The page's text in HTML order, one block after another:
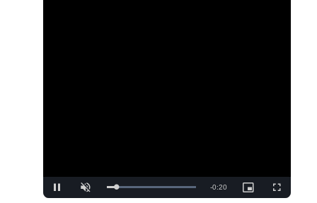
Pause Unmute Loaded:
Remaining
-0:19
Picture-
in-
Fullscreen